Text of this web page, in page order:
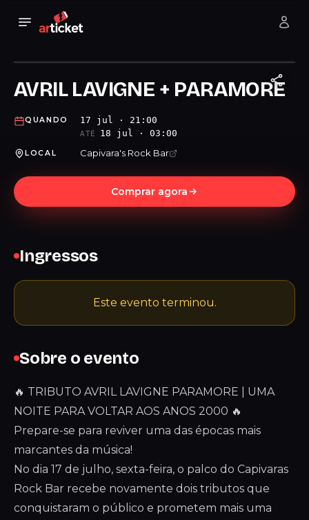
AVRIL LAVIGNE + PARAMORE
QUANDO 17 jul · 21:00
ATÉ 18 jul · 03:00
LOCAL Capivara's Rock Bar
Comprar agora
Sobre o evento
🔥 TRIBUTO AVRIL LAVIGNE PARAMORE | UMA
NOITE PARA VOLTAR AOS ANOS 2000 🔥
Prepare-se para reviver uma das épocas mais
marcantes da música!
No dia 17 de julho, sexta-feira, o palco do Capivaras
Rock Bar recebe novamente dois tributos que
conquistaram o público e prometem mais uma
Ingressos
Este evento terminou.